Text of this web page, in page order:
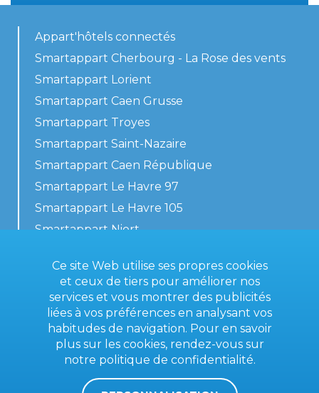
Appart'hôtels connectés
Smartappart Cherbourg - La Rose des vents
Smartappart Lorient
Smartappart Caen Grusse
Smartappart Troyes
Smartappart Saint-Nazaire
Smartappart Caen République
Smartappart Le Havre 97
Smartappart Le Havre 105
Smartappart Niort
Contactez-nous
Conditions générales
Mentions légales
Ce site Web utilise ses propres cookies
et ceux de tiers pour améliorer nos
services et vous montrer des publicités
liées à vos préférences en analysant vos
habitudes de navigation. Pour en savoir
plus sur les cookies, rendez-vous sur
notre politique de confidentialité.